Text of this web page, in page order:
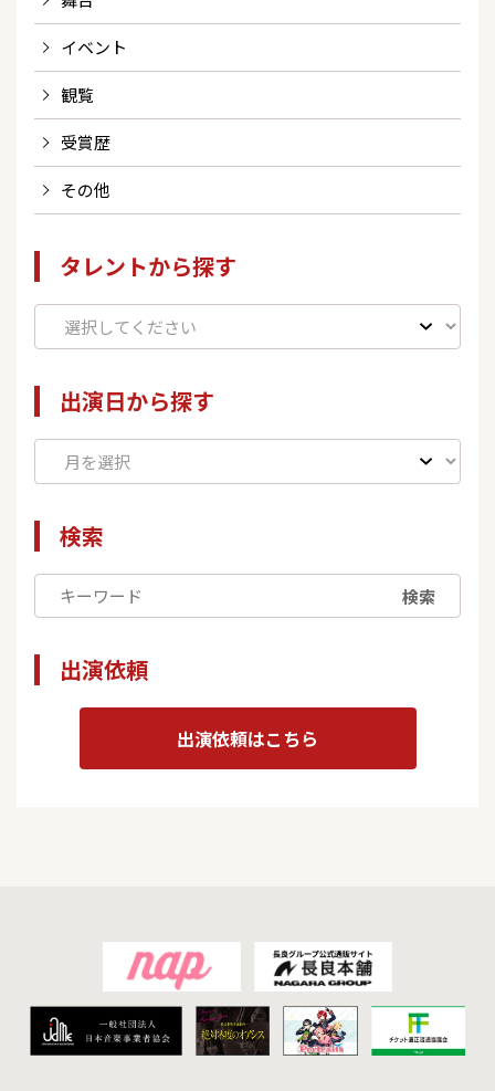
イベント
観覧
受賞歴
その他
タレントから探す
出演日から探す
検索
検索
出演依頼
出演依頼はこちら